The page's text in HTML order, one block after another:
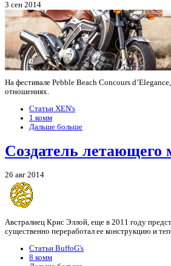
3 сен 2014
На фестивале Pebble Beach Concours
отношениях.
Статьи XEN's
1 комм
Дальше больше
Создатель летающего
26 авг 2014
Австралиец Крис Эллой, еще в 2011 году
существенно переработал ее конструкцию и
Статьи BuffoG's
8 комм